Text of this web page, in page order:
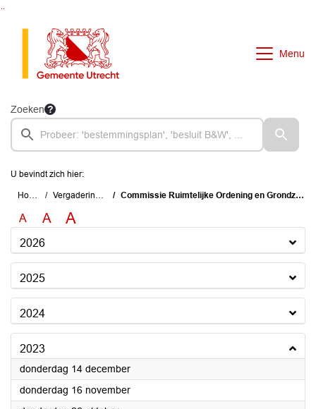
Menu
Zoeken
U bevindt zich hier:
Home Vergaderingen Commissie Ruimtelijke Ordening en Grondzaken
A A A
2026
2025
2024
2023
donderdag 14 december2023
donderdag 16 november2023